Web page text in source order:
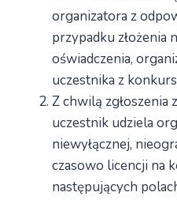
organizatora z
przypadku złożenia
oświadczenia,
uczestnika z
Z chwilą zgłoszenia
uczestnik udziela
niewyłącznej,
czasowo licencji na
następujących